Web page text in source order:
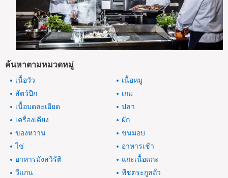
ค้นหาตามหมวดหมู่
เนื้อวัว
เนื้อหมู
สัตว์ปีก
เกม
เนื้อบดละเอียด
ปลา
เครื่องเคียง
ผัก
ของหวาน
ขนมอบ
ไข่
อาหารเช้า
อาหารมังสวิรัติ
แกะเนื้อแกะ
วีแกน
พืชตระกูลถั่ว